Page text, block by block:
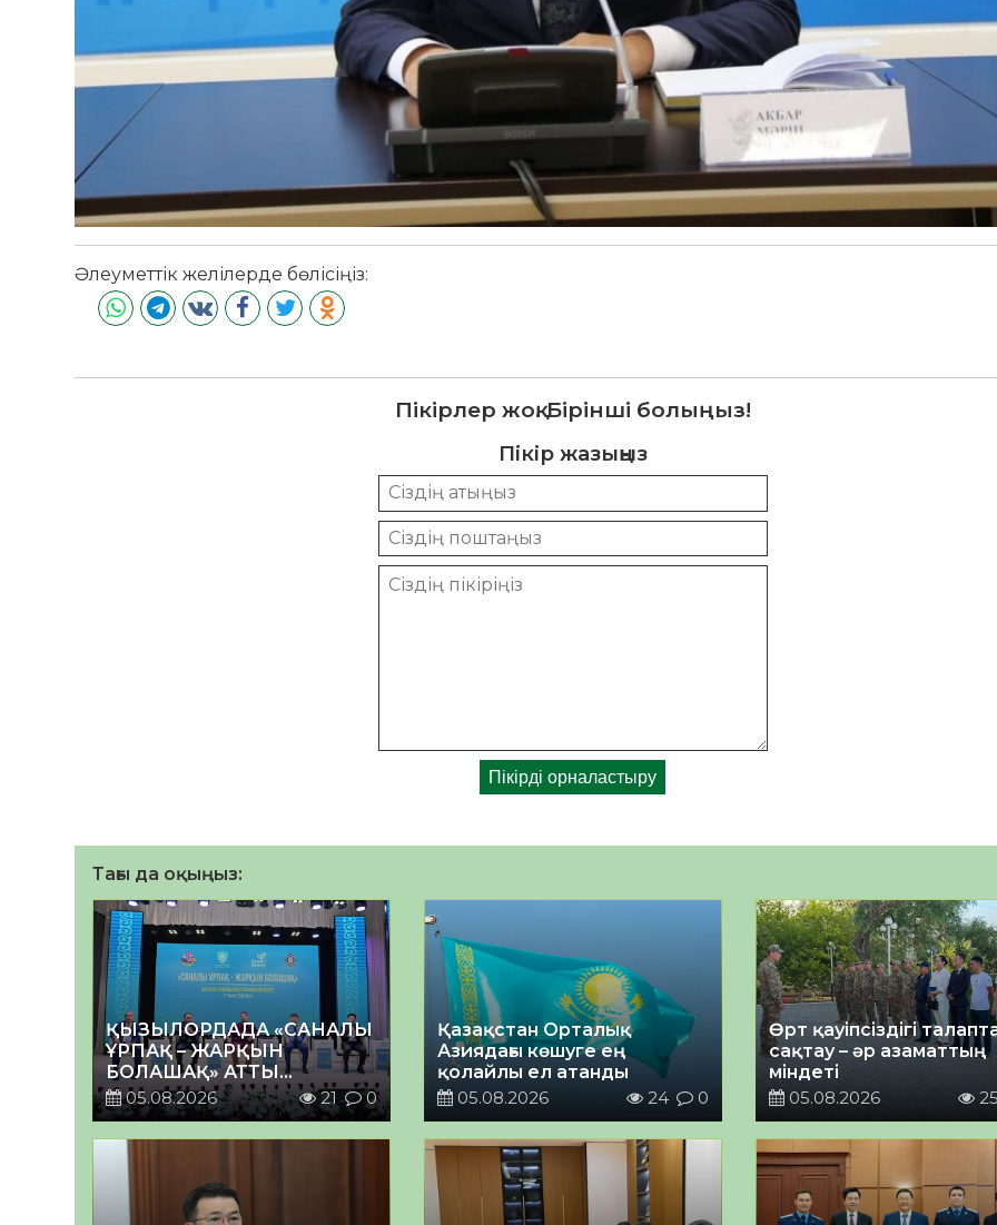
Әлеуметтік желілерде бөлісіңіз:
Пікірлер жоқ. Бірінші болыңыз!
Пікір жазыңыз
Тағы да оқыңыз:
ҚЫЗЫЛОРДАДА «САНАЛЫ
ҰРПАҚ – ЖАРҚЫН
БОЛАШАҚ» АТТЫ
КЕҢЕЙТІЛГЕН МӘЖІЛІС
ӨТТІ
05.08.2026 21 0
Қазақстан Орталық
Азиядағы көшуге ең
қолайлы ел атанды
05.08.2026
24 0
Өрт қауіпсіздігі
сақтау – әр азаматтың
міндеті
05.08.2026
25